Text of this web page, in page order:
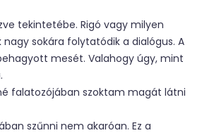
tekintetébe. Rigó vagy milyen
sokára folytatódik a dialógus. A
mesét. Valahogy úgy, mint
falatozójában szoktam magát látni
szűnni nem akaróan. Ez a